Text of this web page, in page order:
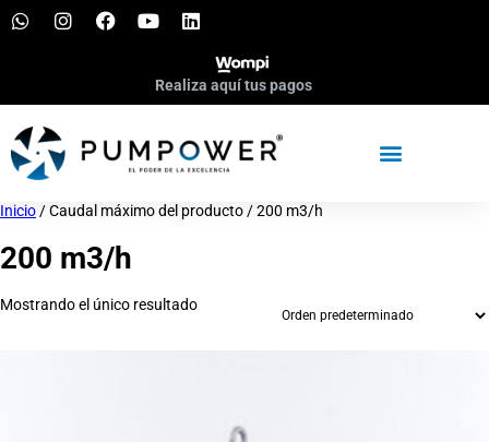
Realiza aquí tus pagos
Inicio / Caudal máximo del producto / 200 m3/h
200 m3/h
Mostrando el único resultado